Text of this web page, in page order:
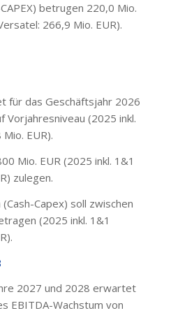
betrugen 220,0 Mio.
266,9 Mio. EUR).
für das Geschäftsjahr 2026
Vorjahresniveau (2025 inkl.
EUR).
Mio. EUR (2025 inkl. 1&1
zulegen.
Capex) soll zwischen
(2025 inkl. 1&1
2027 und 2028 erwartet
EBITDA-Wachstum von